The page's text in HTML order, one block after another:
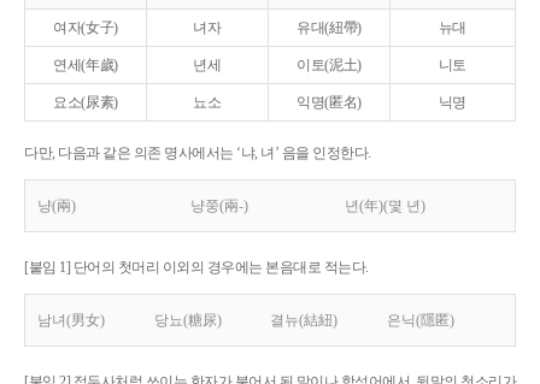
여자(女子) 녀자 유대(紐帶) 뉴대
연세(年歲) 년세 이토(泥土) 니토
요소(尿素) 뇨소 익명(匿名) 닉명
다만, 다음과 같은 의존 명사에서는 ‘냐, 녀’ 음을 인정한다.
냥(兩) 냥쭝(兩-) 년(年)(몇 년)
[붙임 1] 단어의 첫머리 이외의 경우에는 본음대로 적는다.
남녀(男女) 당뇨(糖尿) 결뉴(結紐) 은닉(隱匿)